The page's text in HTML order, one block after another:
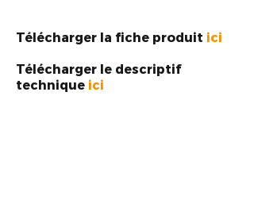
Télécharger la fiche produit ici
Télécharger le descriptif
technique ici